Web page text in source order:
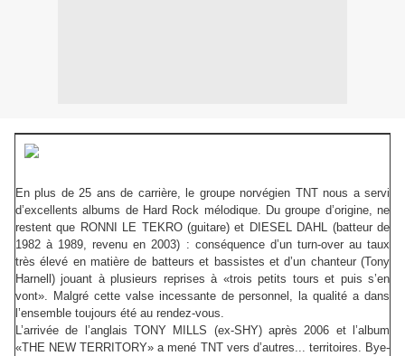
En plus de 25 ans de carrière, le groupe norvégien TNT nous a servi
d’excellents albums de Hard Rock mélodique. Du groupe d’origine, ne
restent que RONNI LE TEKRO (guitare) et DIESEL DAHL (batteur de
1982 à 1989, revenu en 2003) : conséquence d’un turn-over au taux
très élevé en matière de batteurs et bassistes et d’un chanteur (Tony
Harnell) jouant à plusieurs reprises à «trois petits tours et puis s’en
vont». Malgré cette valse incessante de personnel, la qualité a dans
l’ensemble toujours été au rendez-vous.
L’arrivée de l’anglais TONY MILLS (ex-SHY) après 2006 et l’album
«THE NEW TERRITORY» a mené TNT vers d’autres... territoires. Bye-